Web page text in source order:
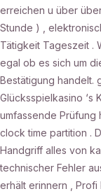
erreichen u über
Stunde ) ,
Tätigkeit Tageszeit .
egal ob es sich um
Bestätigung handelt.
Glücksspielkasino ‘s
umfassende
clock time partition .
Handgriff alles von
technischer Fehler
erhält erinnern ,